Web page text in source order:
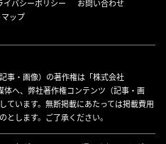
イバシーポリシー
お問い合わせ
ップ
事・画像）の著作権は「株式会社
体へ、弊社著作権コンテンツ（記事・画
ています。無断掲載にあたっては掲載費用
します。ご了承ください。